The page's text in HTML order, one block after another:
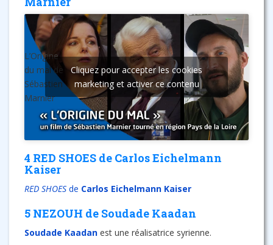
L’Origine
du mal de
Sébastien
Marnier
Cliquez pour accepter les cookies
marketing et activer ce contenu
4 RED SHOES de Carlos Eichelmann
Kaiser
RED SHOES de Carlos Eichelmann Kaiser
5 NEZOUH de Soudade Kaadan
Soudade Kaadan est une réalisatrice syrienne.